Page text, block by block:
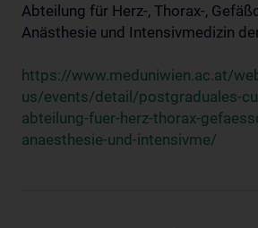
Abteilung für Herz-, Thorax-,
Anästhesie und Intensivmedizin
https://www.meduniwien.ac.at/
us/events/detail/postgraduales-
abteilung-fuer-herz-thorax-
anaesthesie-und-intensivme/